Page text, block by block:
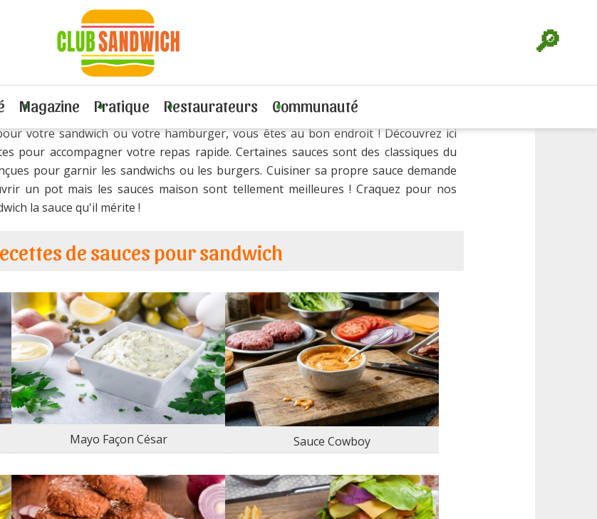
🔎
Magazine Pratique Restaurateurs Communauté
66 recettes de sauces
votre sandwich ou votre hamburger, vous êtes au bon endroit ! Découvrez ici
pour accompagner votre repas rapide. Certaines sauces sont des classiques du
pour garnir les sandwichs ou les burgers. Cuisiner sa propre sauce demande
un pot mais les sauces maison sont tellement meilleures ! Craquez pour nos
la sauce qu'il mérite !
de sauces pour sandwich
Mayo Façon César Sauce Cowboy